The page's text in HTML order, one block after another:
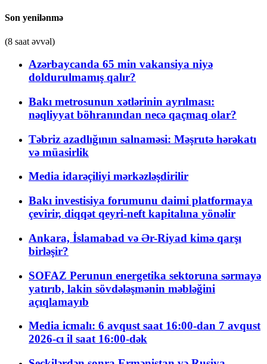
Son yenilənmə
(8 saat əvvəl)
Azərbaycanda 65 min vakansiya niyə
doldurulmamış qalır?
Bakı metrosunun xətlərinin ayrılması:
nəqliyyat böhranından necə qaçmaq olar?
Təbriz azadlığının salnaməsi: Məşrutə hərəkatı
və müasirlik
Media idarəçiliyi mərkəzləşdirilir
Bakı investisiya forumunu daimi platformaya
çevirir, diqqət qeyri-neft kapitalına yönəlir
Ankara, İslamabad və Ər-Riyad kimə qarşı
birləşir?
SOFAZ Perunun energetika sektoruna sərmayə
yatırıb, lakin sövdələşmənin məbləğini
açıqlamayıb
Media icmalı: 6 avqust saat 16:00-dan 7 avqust
2026-cı il saat 16:00-dək